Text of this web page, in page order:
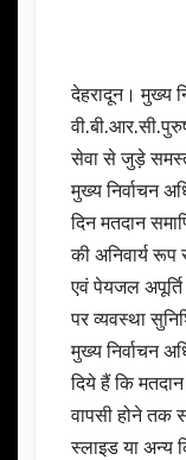
देहरादून। मुख्य
सेवा से जुड़े
मुख्य निर्वाचन
दिन मतदान
की अनिवार्य
एवं पेयजल
पर व्यवस्था
मुख्य निर्वाचन
दिये हैं कि
वापसी होने तक
स्लाइड या अन्य